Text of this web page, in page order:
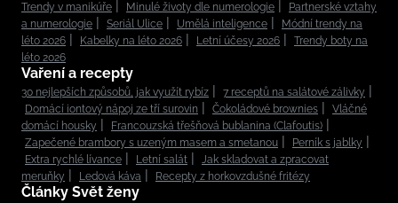
Trendy v manikúře Minulé životy dle numerologie
Partnerské vztahy
a numerologie
Seriál Ulice Umělá inteligence
Módní trendy na
léto 2026
Kabelky na léto 2026 Letní účesy 2026
Trendy boty na
léto 2026
Vaření a recepty
30 nejlepších způsobů, jak využít rybíz
7 receptů na salátové zálivky
Domácí iontový nápoj ze tří surovin
Čokoládové brownies
Vláčné
domácí housky
Francouzská třešňová bublanina (Clafoutis)
Zapečené brambory s uzeným masem a smetanou
Perník s jablky
Extra rychlé lívance
Letní salát
Jak skladovat a zpracovat
meruňky
Ledová káva Recepty z horkovzdušné fritézy
Články Svět ženy